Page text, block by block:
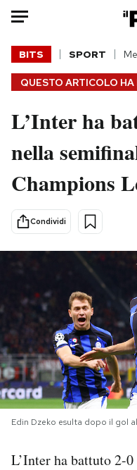
HOME
Italia
Politica
Tecnologia
Internet
Scienza
Economia
PODCAST
NEWSLETTER
QUESTO ARTICOLO HA
BITS SPORT
L’Inter ha
nella
Champions
Condividi
Edin Dzeko esulta dopo il gol
L’Inter ha battuto 2-